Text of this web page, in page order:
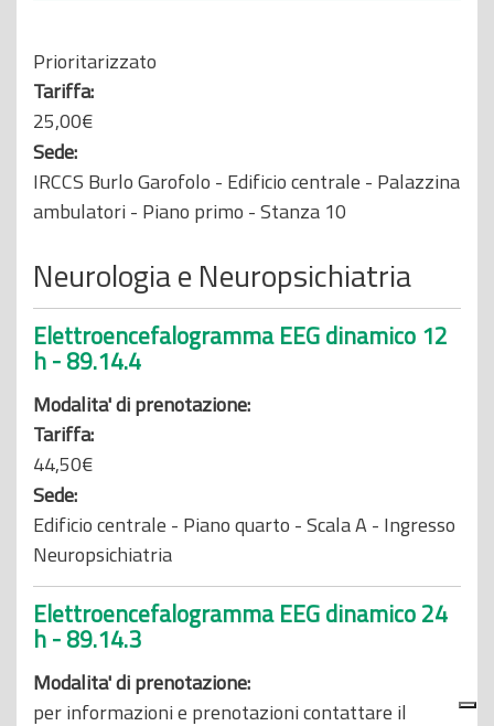
Prioritarizzato
Tariffa:
25,00€
Sede:
IRCCS Burlo Garofolo - Edificio centrale - Palazzina
ambulatori - Piano primo - Stanza 10
Neurologia e Neuropsichiatria
Elettroencefalogramma EEG dinamico 12
h - 89.14.4
Modalita' di prenotazione:
Tariffa:
44,50€
Sede:
Edificio centrale - Piano quarto - Scala A - Ingresso
Neuropsichiatria
Elettroencefalogramma EEG dinamico 24
h - 89.14.3
Modalita' di prenotazione:
per informazioni e prenotazioni contattare il